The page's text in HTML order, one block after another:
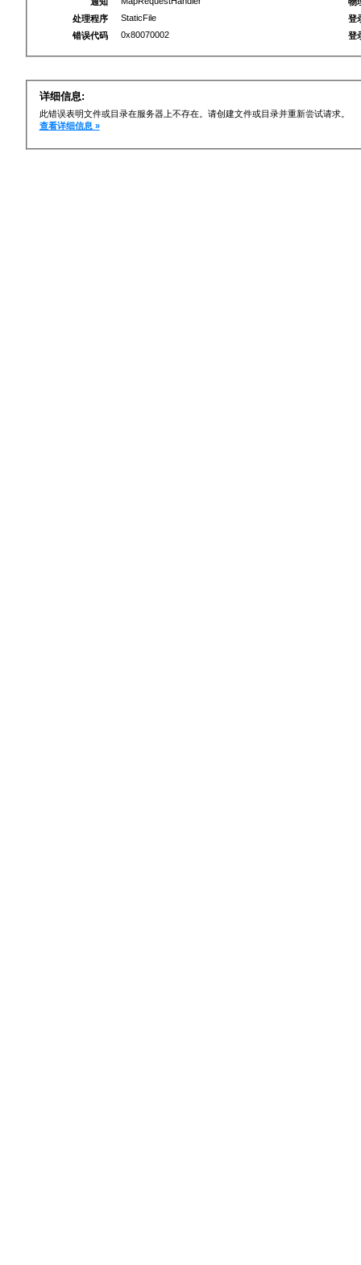
处理程序
StaticFile
错误代码
0x80070002
登
登
详细信息:
此错误表明文件或目录在服务器上不存在。请创建文件或目录并重新尝试请求。
查看详细信息 »